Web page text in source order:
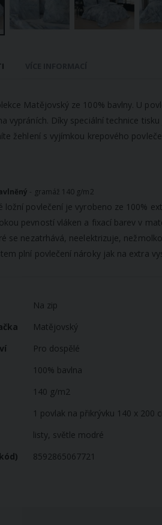
Matějovský ze 100% bavlny. U
vypráních. Díky speciální technice
žehlení s vyjímkou krepového
- gramáž 140 g/m2
ložní povlečení je vyrobeno ze 100%
pevností vláken a fixací barev v
se nezatrhává, neelektrizuje,
plní povlečení nároky jak na extra
Na zip
Matějovský
Pro dospělé
100% bavlna
140 g/m2
1 povlak na přikrývku 140 x 200
listy, světle modré
8592865067721